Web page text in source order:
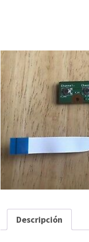
Descripción
entradas